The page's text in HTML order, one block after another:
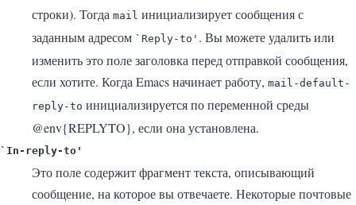
строки). Тогда mail инициализирует сообщения с
заданным адресом `Reply-to' . Вы можете удалить или
изменить это поле заголовка перед отправкой сообщения,
если хотите. Когда Emacs начинает работу, mail-default-
reply-to инициализируется по переменной среды
@env{REPLYTO}, если она установлена.
`In-reply-to'
Это поле содержит фрагмент текста, описывающий
сообщение, на которое вы отвечаете. Некоторые почтовые